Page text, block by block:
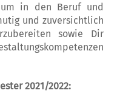
in den Beruf und
und zuversichtlich
sowie Dir
2021/2022: